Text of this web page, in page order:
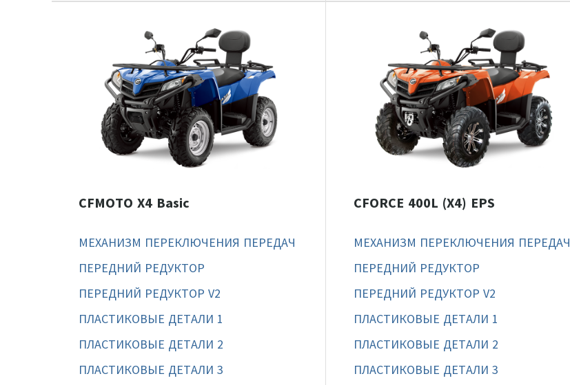
CFMOTO X4 Basic
МЕХАНИЗМ ПЕРЕКЛЮЧЕНИЯ ПЕРЕДАЧ
ПЕРЕДНИЙ РЕДУКТОР
ПЕРЕДНИЙ РЕДУКТОР V2
ПЛАСТИКОВЫЕ ДЕТАЛИ 1
ПЛАСТИКОВЫЕ ДЕТАЛИ 2
ПЛАСТИКОВЫЕ ДЕТАЛИ 3
CFORCE 400L (X4) EPS
МЕХАНИЗМ ПЕРЕКЛЮЧЕНИЯ ПЕРЕДАЧ
ПЕРЕДНИЙ РЕДУКТОР
ПЕРЕДНИЙ РЕДУКТОР V2
ПЛАСТИКОВЫЕ ДЕТАЛИ 1
ПЛАСТИКОВЫЕ ДЕТАЛИ 2
ПЛАСТИКОВЫЕ ДЕТАЛИ 3